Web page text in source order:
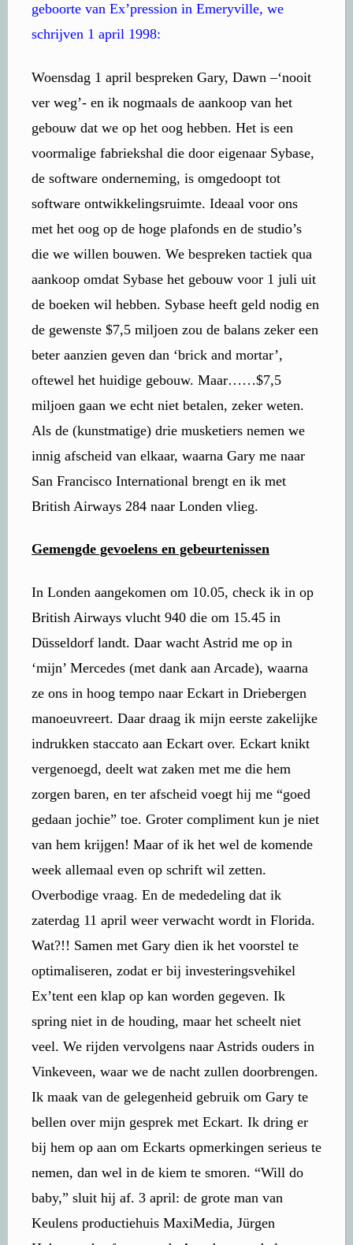
geboorte van Ex’pression in Emeryville, we
schrijven 1 april 1998:
Woensdag 1 april bespreken Gary, Dawn –‘nooit
ver weg’- en ik nogmaals de aankoop van het
gebouw dat we op het oog hebben. Het is een
voormalige fabriekshal die door eigenaar Sybase,
de software onderneming, is omgedoopt tot
software ontwikkelingsruimte. Ideaal voor ons
met het oog op de hoge plafonds en de studio’s
die we willen bouwen. We bespreken tactiek qua
aankoop omdat Sybase het gebouw voor 1 juli uit
de boeken wil hebben. Sybase heeft geld nodig en
de gewenste $7,5 miljoen zou de balans zeker een
beter aanzien geven dan ‘brick and mortar’,
oftewel het huidige gebouw. Maar……$7,5
miljoen gaan we echt niet betalen, zeker weten.
Als de (kunstmatige) drie musketiers nemen we
innig afscheid van elkaar, waarna Gary me naar
San Francisco International brengt en ik met
British Airways 284 naar Londen vlieg.
Gemengde gevoelens en gebeurtenissen
In Londen aangekomen om 10.05, check ik in op
British Airways vlucht 940 die om 15.45 in
Düsseldorf landt. Daar wacht Astrid me op in
‘mijn’ Mercedes (met dank aan Arcade), waarna
ze ons in hoog tempo naar Eckart in Driebergen
manoeuvreert. Daar draag ik mijn eerste zakelijke
indrukken staccato aan Eckart over. Eckart knikt
vergenoegd, deelt wat zaken met me die hem
zorgen baren, en ter afscheid voegt hij me “goed
gedaan jochie” toe. Groter compliment kun je niet
van hem krijgen! Maar of ik het wel de komende
week allemaal even op schrift wil zetten.
Overbodige vraag. En de mededeling dat ik
zaterdag 11 april weer verwacht wordt in Florida.
Wat?!! Samen met Gary dien ik het voorstel te
optimaliseren, zodat er bij investeringsvehikel
Ex’tent een klap op kan worden gegeven. Ik
spring niet in de houding, maar het scheelt niet
veel. We rijden vervolgens naar Astrids ouders in
Vinkeveen, waar we de nacht zullen doorbrengen.
Ik maak van de gelegenheid gebruik om Gary te
bellen over mijn gesprek met Eckart. Ik dring er
bij hem op aan om Eckarts opmerkingen serieus te
nemen, dan wel in de kiem te smoren. “Will do
baby,” sluit hij af. 3 april: de grote man van
Keulens productiehuis MaxiMedia, Jürgen